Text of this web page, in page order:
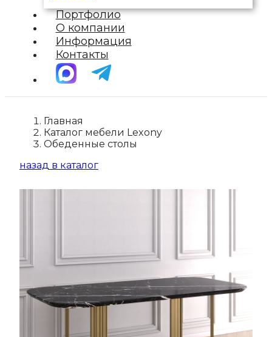
Портфолио
О компании
Информация
Контакты
Главная
Каталог мебели Lexony
Обеденные столы
назад в каталог